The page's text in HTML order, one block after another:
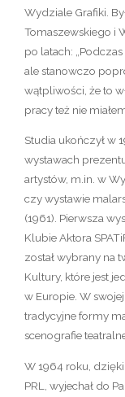
Wydziale Grafiki.
Tomaszewskiego i
po latach:
ale stanowczo
wątpliwości, że to
pracy też nie
Studia ukończył w
wystawach
artystów, m.in. w
czy wystawie
(1961). Pierwsza
Klubie Aktora
został wybrany na
Kultury, które jest
w Europie. W
tradycyjne formy
scenografie
W 1964 roku,
PRL, wyjechał do